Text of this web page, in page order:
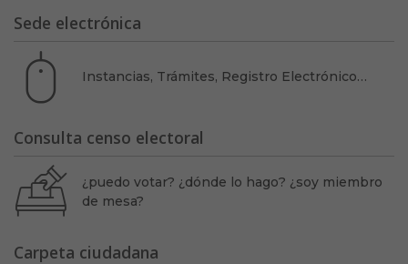
Sede electrónica
Instancias, Trámites, Registro Electrónico…
Consulta censo electoral
¿puedo votar? ¿dónde lo hago? ¿soy miembro
de mesa?
Carpeta ciudadana